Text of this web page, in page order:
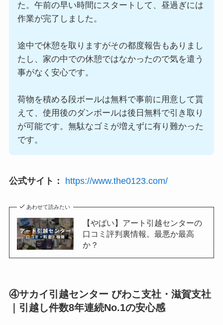
た。午前の早い時間にスタートして、昼過ぎには
作業が完了しました。
途中で休憩を取りますがその都度報告もありまし
たし、家の中での休憩ではなかったので気を遣う
事がなく安心です。
荷物を積める段ボールは無料で事前に用意して貰
えて、使用後のダンボールは後日無料で引き取り
が可能です。無駄なゴミが増えずに有り難かった
です。
公式サイト： https://www.the0123.com/
あわせて読みたい
【やばい】アート引越センターの
口コミ評判裏情報。最悪か最高
か？
④サカイ引越センター びわこ支社・滋賀支社
｜引越し件数8年連続No.1の安心感